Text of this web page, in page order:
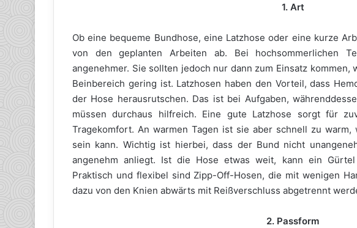
1. Art
Ob eine bequeme Bundhose, eine Latzhose oder eine kurze
von den geplanten Arbeiten ab. Bei hochsommerlichen
angenehmer. Sie sollten jedoch nur dann zum Einsatz kommen,
Beinbereich gering ist. Latzhosen haben den Vorteil, dass
der Hose herausrutschen. Das ist bei Aufgaben,
müssen durchaus hilfreich. Eine gute Latzhose sorgt für
Tragekomfort. An warmen Tagen ist sie aber schnell zu
sein kann. Wichtig ist hierbei, dass der Bund nicht
angenehm anliegt. Ist die Hose etwas weit, kann ein
Praktisch und flexibel sind Zipp-Off-Hosen, die mit wenigen
dazu von den Knien abwärts mit Reißverschluss abgetrennt
2. Passform